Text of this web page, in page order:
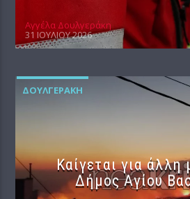
Αγγέλα Δουλγεράκη
31 ΙΟΥΛΊΟΥ 2026
ΔΟΥΛΓΕΡΆΚΗ
Καίγεται για άλλη
Δήμος Αγίου